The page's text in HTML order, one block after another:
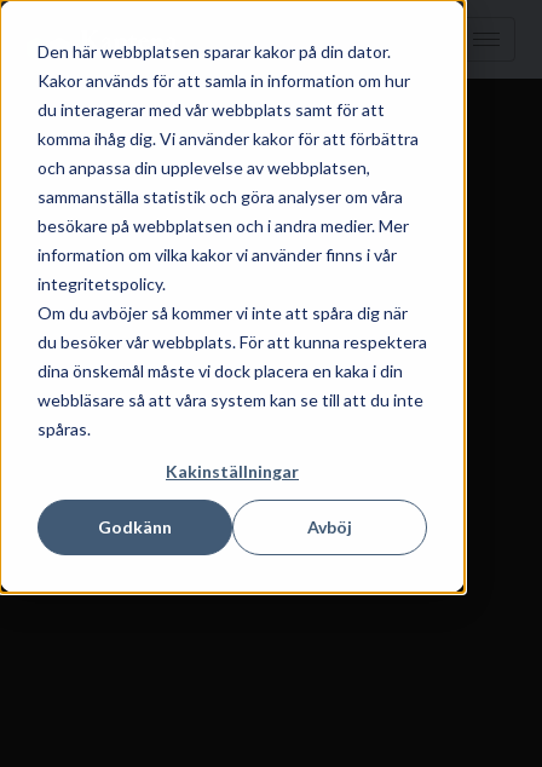
Den här webbplatsen sparar kakor på din dator.
Kakor används för att samla in information om hur
du interagerar med vår webbplats samt för att
komma ihåg dig. Vi använder kakor för att förbättra
och anpassa din upplevelse av webbplatsen,
sammanställa statistik och göra analyser om våra
besökare på webbplatsen och i andra medier. Mer
information om vilka kakor vi använder finns i vår
integritetspolicy.
Om du avböjer så kommer vi inte att spåra dig när
du besöker vår webbplats. För att kunna respektera
dina önskemål måste vi dock placera en kaka i din
webbläsare så att våra system kan se till att du inte
spåras.
Kakinställningar
Godkänn Avböj